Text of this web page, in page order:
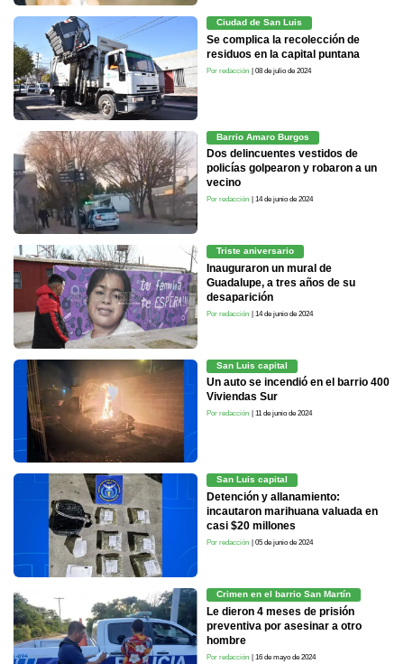
Ciudad de San Luis
Se complica la recolección de
residuos en la capital puntana
Por redacción | 08 de julio de 2024
Barrio Amaro Burgos
Dos delincuentes vestidos de
policías golpearon y robaron a un
vecino
Por redacción | 14 de junio de 2024
Triste aniversario
Inauguraron un mural de
Guadalupe, a tres años de su
desaparición
Por redacción | 14 de junio de 2024
San Luis capital
Un auto se incendió en el barrio 400
Viviendas Sur
Por redacción | 11 de junio de 2024
San Luis capital
Detención y allanamiento:
incautaron marihuana valuada en
casi $20 millones
Por redacción | 05 de junio de 2024
Crimen en el barrio San Martín
Le dieron 4 meses de prisión
preventiva por asesinar a otro
hombre
Por redacción | 16 de mayo de 2024